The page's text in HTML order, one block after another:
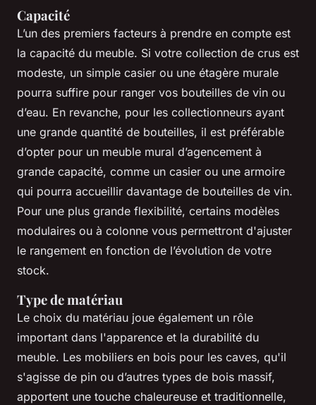
Capacité
L’un des premiers facteurs à prendre en compte est
la capacité du meuble. Si votre collection de crus est
modeste, un simple casier ou une étagère murale
pourra suffire pour ranger vos bouteilles de vin ou
d’eau. En revanche, pour les collectionneurs ayant
une grande quantité de bouteilles, il est préférable
d’opter pour un meuble mural d’agencement à
grande capacité, comme un casier ou une armoire
qui pourra accueillir davantage de bouteilles de vin.
Pour une plus grande flexibilité, certains modèles
modulaires ou à colonne vous permettront d'ajuster
le rangement en fonction de l’évolution de votre
stock.
Type de matériau
Le choix du matériau joue également un rôle
important dans l'apparence et la durabilité du
meuble. Les mobiliers en bois pour les caves, qu'il
s'agisse de pin ou d’autres types de bois massif,
apportent une touche chaleureuse et traditionnelle,